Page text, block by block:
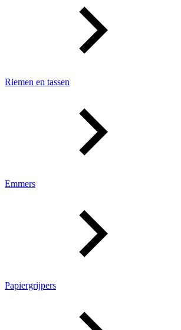
Riemen en tassen
Emmers
Papiergrijpers